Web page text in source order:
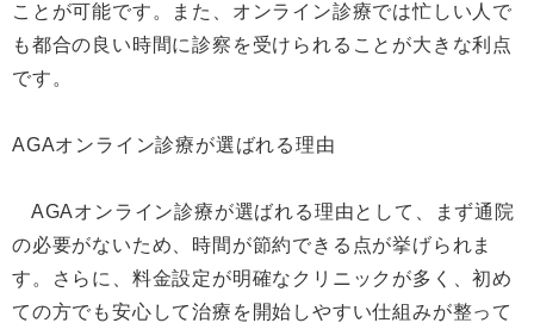
ことが可能です。また、オンライン診療では忙しい人で
も都合の良い時間に診察を受けられることが大きな利点
です。
AGAオンライン診療が選ばれる理由
AGAオンライン診療が選ばれる理由として、まず通院
の必要がないため、時間が節約できる点が挙げられま
す。さらに、料金設定が明確なクリニックが多く、初め
ての方でも安心して治療を開始しやすい仕組みが整って